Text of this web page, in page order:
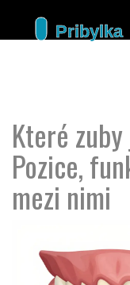
Které
Pozice,
mezi nimi